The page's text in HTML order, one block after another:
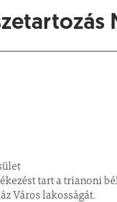
tart a trianoni
Város lakosságát.